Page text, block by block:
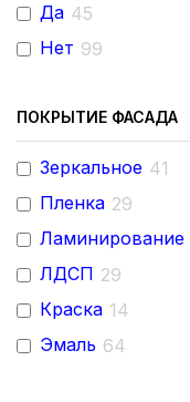
Да 45
Нет 99
ПОКРЫТИЕ ФАСАДА
Зеркальное 41
Пленка 29
Ламинирование
ЛДСП 29
Краска 14
Эмаль 64